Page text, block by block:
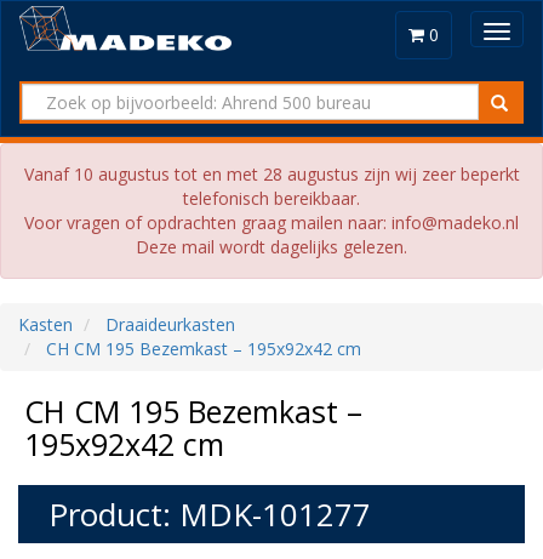
0
Vanaf 10 augustus tot en met 28 augustus zijn wij zeer beperkt
telefonisch bereikbaar.
Voor vragen of opdrachten graag mailen naar: info@madeko.nl
Deze mail wordt dagelijks gelezen.
Kasten
Draaideurkasten
CH CM 195 Bezemkast – 195x92x42 cm
CH CM 195 Bezemkast –
195x92x42 cm
Product: MDK-101277